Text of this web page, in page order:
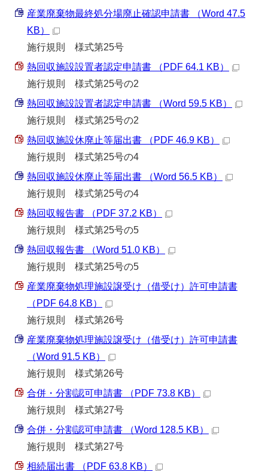
産業廃棄物最終処分場廃止確認申請書 （Word 47.5
KB）
施行規則 様式第25号
熱回収施設設置者認定申請書 （PDF 64.1 KB）
施行規則 様式第25号の2
熱回収施設設置者認定申請書 （Word 59.5 KB）
施行規則 様式第25号の2
熱回収施設休廃止等届出書 （PDF 46.9 KB）
施行規則 様式第25号の4
熱回収施設休廃止等届出書 （Word 56.5 KB）
施行規則 様式第25号の4
熱回収報告書 （PDF 37.2 KB）
施行規則 様式第25号の5
熱回収報告書 （Word 51.0 KB）
施行規則 様式第25号の5
産業廃棄物処理施設譲受け（借受け）許可申請書
（PDF 64.8 KB）
施行規則 様式第26号
産業廃棄物処理施設譲受け（借受け）許可申請書
（Word 91.5 KB）
施行規則 様式第26号
合併・分割認可申請書 （PDF 73.8 KB）
施行規則 様式第27号
合併・分割認可申請書 （Word 128.5 KB）
施行規則 様式第27号
相続届出書 （PDF 63.8 KB）